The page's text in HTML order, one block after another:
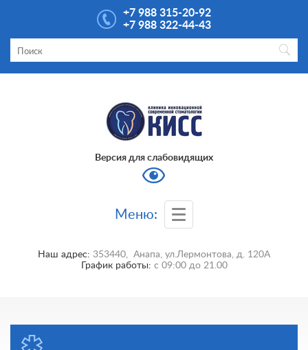
+7 988 315-20-92
+7 988 322-44-43
Версия для слабовидящих
Меню:
Наш адрес: 353440, Анапа, ул.Лермонтова, д. 120А
График работы: с 09:00до 21.00